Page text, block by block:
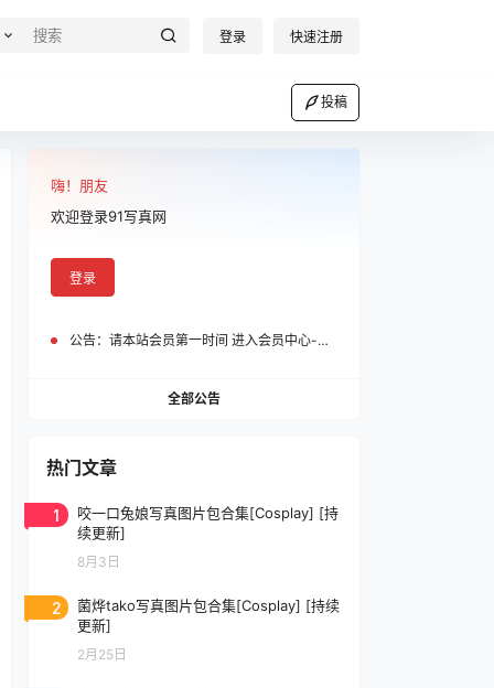
登录 快速注册
投稿
嗨！朋友
欢迎登录91写真网
登录
公告： 请本站会员第一时间 进入会员中心-我的设置中为您的账号绑定邮箱!
全部公告
热门文章
1
咬一口兔娘写真图片包合集[Cosplay] [持
续更新]
8月3日
2
菌烨tako写真图片包合集[Cosplay] [持续
更新]
2月25日